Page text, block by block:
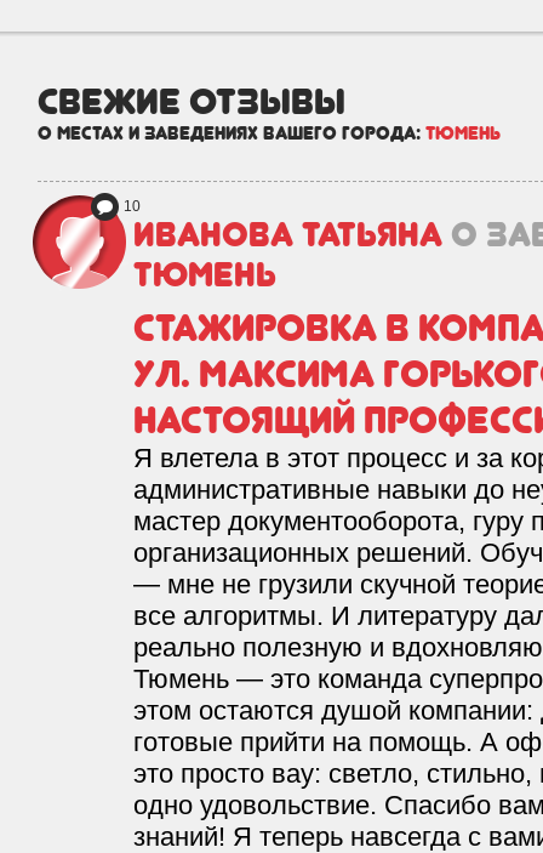
свежие отзывы
о местах и заведениях вашего города: Тюмень
10
Иванова Татьяна о
Тюмень
Стажировка в
ул. Максима
настоящий
Я влетела в этот процесс и за
административные навыки до
мастер документооборота, гуру
организационных решений.
— мне не грузили скучной
все алгоритмы. И литературу
реально полезную и
Тюмень — это команда
этом остаются душой
готовые прийти на помощь. А
это просто вау: светло,
одно удовольствие. Спасибо
знаний! Я теперь навсегда с